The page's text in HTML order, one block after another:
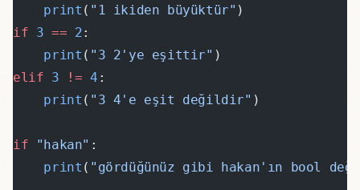
    print
( "1 ikiden büyüktür" )
if 3 == 2:
    print
( "3 2'ye eşittir" )
elif 3 != 4 :
    print
( "3 4'e eşit değildir" )
if "hakan" :
    print
( "gördüğünüz gibi hakan'ın bool